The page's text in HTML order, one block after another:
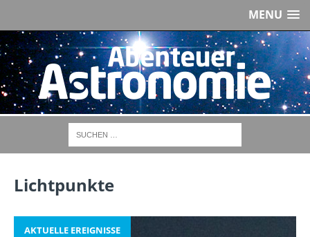
MENU
Lichtpunkte
AKTUELLE EREIGNISSE